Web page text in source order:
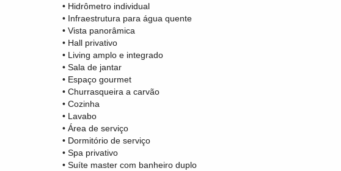
• Hidrômetro individual
• Infraestrutura para água quente
• Vista panorâmica
• Hall privativo
• Living amplo e integrado
• Sala de jantar
• Espaço gourmet
• Churrasqueira a carvão
• Cozinha
• Lavabo
• Área de serviço
• Dormitório de serviço
• Spa privativo
• Suíte master com banheiro duplo